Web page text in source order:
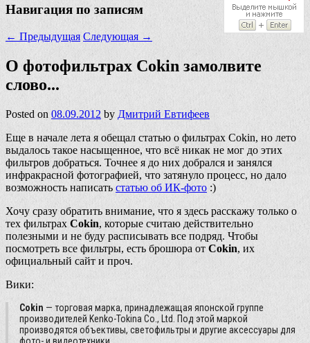
Навигация по записям
← Предыдущая Следующая →
О фотофильтрах Cokin замолвите
слово...
Posted on 08.09.2012 by Дмитрий Евтифеев
Еще в начале лета я обещал статью о фильтрах Cokin, но лето
выдалось такое насыщенное, что всё никак не мог до этих
фильтров добраться. Точнее я до них добрался и занялся
инфракрасной фотографией, что затянуло процесс, но дало
возможность написать статью об ИК-фото :)
Хочу сразу обратить внимание, что я здесь расскажу только о
тех фильтрах Cokin, которые считаю действительно
полезными и не буду расписывать все подряд. Чтобы
посмотреть все фильтры, есть брошюра от Cokin, их
официальный сайт и проч.
Вики:
Cokin — торговая марка, принадлежащая японской группе
производителей Kenko-Tokina Co., Ltd. Под этой маркой
производятся объективы, светофильтры и другие аксессуары для
фото- и видеотехники.